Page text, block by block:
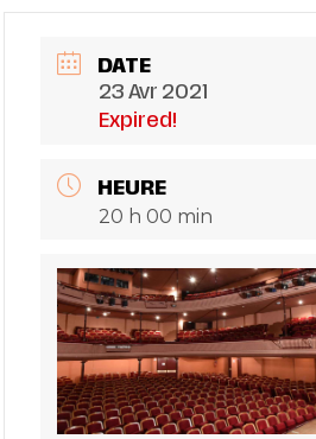
DATE
23 Avr 2021
Expired!
HEURE
20 h 00 min